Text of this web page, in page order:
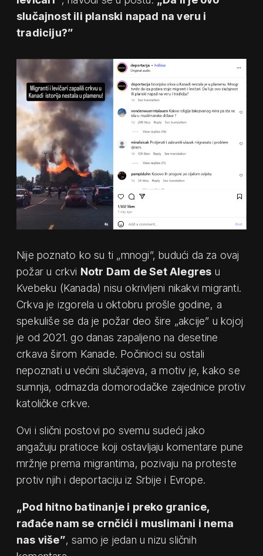
slučajnost ili planski napad na veru i
tradiciju?”
Nije poznato ko su ti „mnogi”, budući da za ovaj
požar u crkvi Notr Dam de Set Alegres u
Kvebeku (Kanada) nisu okrivljeni nikakvi migranti.
Crkva je izgorela u oktobru prošle godine, a
spekuliše se da je požar deo šire „akcije” u kojoj
je od 2021. go danas zapaljeno na desetine
crkava širom Kanade. Počinioci su ostali
nepoznati u većini slučajeva, a motiv je, kako se
sumnja, odmazda domorodačke zajednice protiv
katoličke crkve.
Ovi i slični postovi po svemu sudeći jako
angažuju pratioce koji ostavljaju komentare pune
mržnje prema migrantima, pozivaju na proteste
protiv njih i deportaciju iz Srbije i Evrope.
„Pod hitno batinanje i preko granice,
rađaće nam se crnčići i muslimani i nema
nas više”, samo je jedan u nizu sličnih